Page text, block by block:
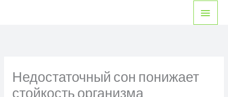
Недостаточный сон понижает
стойкость организма